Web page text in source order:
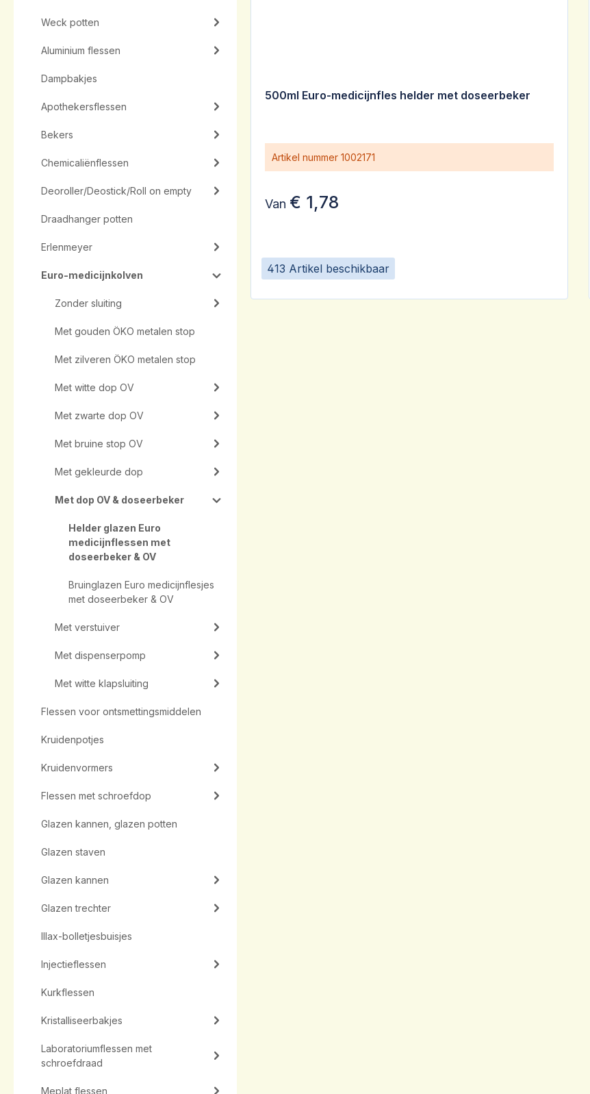
Weck potten
Aluminium flessen
Dampbakjes
Apothekersflessen
Bekers
Chemicaliënflessen
Deoroller/Deostick/Roll on empty
Draadhanger potten
Erlenmeyer
Euro-medicijnkolven
Zonder sluiting
Met gouden ÖKO metalen stop
Met zilveren ÖKO metalen stop
Met witte dop OV
Met zwarte dop OV
Met bruine stop OV
Met gekleurde dop
Met dop OV & doseerbeker
Helder glazen Euro
medicijnflessen met
doseerbeker & OV
Bruinglazen Euro medicijnflesjes
met doseerbeker & OV
Met verstuiver
Met dispenserpomp
Met witte klapsluiting
Flessen voor ontsmettingsmiddelen
Kruidenpotjes
Kruidenvormers
Flessen met schroefdop
Glazen kannen, glazen potten
Glazen staven
Glazen kannen
Glazen trechter
Illax-bolletjesbuisjes
Injectieflessen
Kurkflessen
Kristalliseerbakjes
Laboratoriumflessen met
schroefdraad
Meplat flessen
413 Artikel beschikbaar
500ml Euro-medicijnfles helder met doseerbeker
Artikel nummer 1002171
Van € 1,78